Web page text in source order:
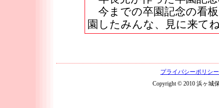
今までの卒園記念の看
園したみんな、見に来て
プライバシーポリシー
Copyright © 2010 浜ヶ城